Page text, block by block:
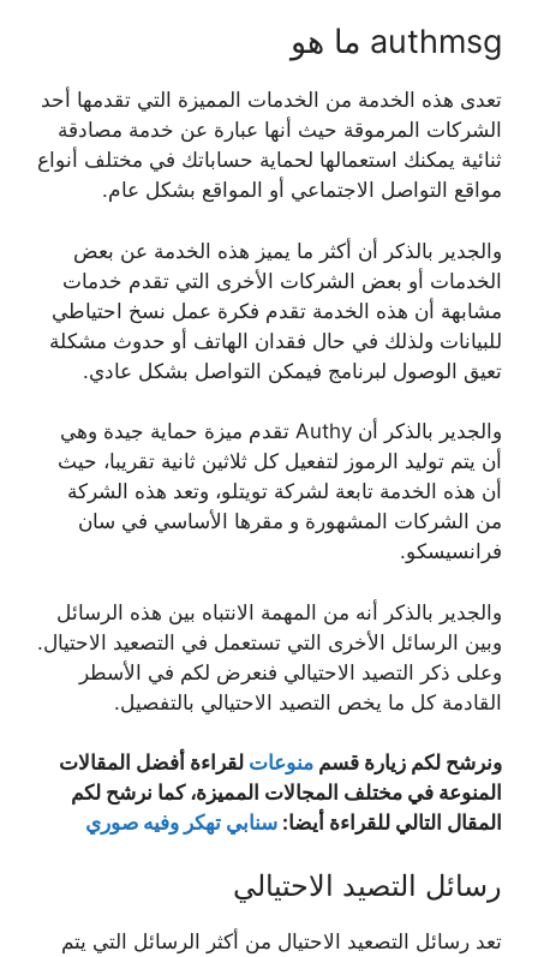
authmsg ما هو
تعدى هذه الخدمة من الخدمات المميزة التي تقدمها أحد
الشركات المرموقة حيث أنها عبارة عن خدمة مصادقة
ثنائية يمكنك استعمالها لحماية حساباتك في مختلف أنواع
مواقع التواصل الاجتماعي أو المواقع بشكل عام.
والجدير بالذكر أن أكثر ما يميز هذه الخدمة عن بعض
الخدمات أو بعض الشركات الأخرى التي تقدم خدمات
مشابهة أن هذه الخدمة تقدم فكرة عمل نسخ احتياطي
للبيانات ولذلك في حال فقدان الهاتف أو حدوث مشكلة
تعيق الوصول لبرنامج فيمكن التواصل بشكل عادي.
والجدير بالذكر أن Authy تقدم ميزة حماية جيدة وهي
أن يتم توليد الرموز لتفعيل كل ثلاثين ثانية تقريبا، حيث
أن هذه الخدمة تابعة لشركة تويتلو، وتعد هذه الشركة
من الشركات المشهورة و مقرها الأساسي في سان
فرانسيسكو.
والجدير بالذكر أنه من المهمة الانتباه بين هذه الرسائل
وبين الرسائل الأخرى التي تستعمل في التصعيد الاحتيال.
وعلى ذكر التصيد الاحتيالي فنعرض لكم في الأسطر
القادمة كل ما يخص التصيد الاحتيالي بالتفصيل.
ونرشح لكم زيارة قسم منوعات لقراءة أفضل المقالات
المنوعة في مختلف المجالات المميزة، كما نرشح لكم
المقال التالي للقراءة أيضا: سنابي تهكر وفيه صوري
رسائل التصيد الاحتيالي
تعد رسائل التصعيد الاحتيال من أكثر الرسائل التي يتم